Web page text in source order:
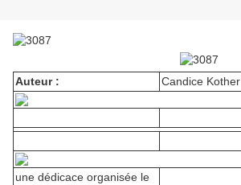
Auteur : Candice Kother
une dédicace organisée le